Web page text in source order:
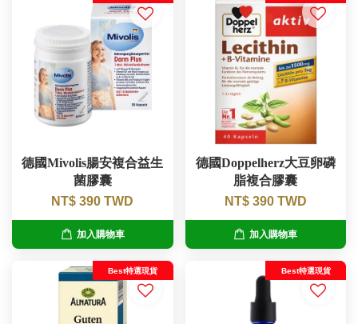
德國Mivolis腸安複合益生
菌膠囊
NT$ 390 TWD
加入購物車
德國Doppelherz大豆卵磷
脂複合膠囊
NT$ 390 TWD
加入購物車
Best特選現貨 Best特選現貨